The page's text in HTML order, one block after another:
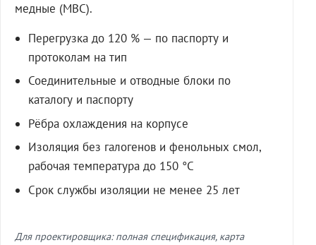
медные (МВС).
Перегрузка до 120 % — по паспорту и
протоколам на тип
Соединительные и отводные блоки по
каталогу и паспорту
Рёбра охлаждения на корпусе
Изоляция без галогенов и фенольных смол,
рабочая температура до 150 °C
Срок службы изоляции не менее 25 лет
Для проектировщика: полная спецификация, карта